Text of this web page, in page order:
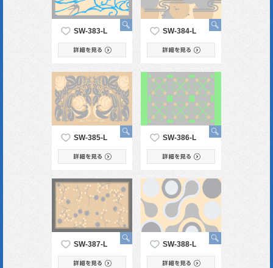
SW-383-L SW-384-L
SW-385-L SW-386-L
SW-387-L SW-388-L